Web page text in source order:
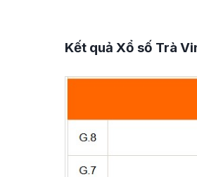
Kết quả Xổ số Trà